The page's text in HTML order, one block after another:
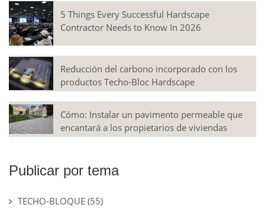
5 Things Every Successful Hardscape
Contractor Needs to Know In 2026
Reducción del carbono incorporado con los
productos Techo-Bloc Hardscape
Cómo: Instalar un pavimento permeable que
encantará a los propietarios de viviendas
Publicar por tema
TECHO-BLOQUE (55)